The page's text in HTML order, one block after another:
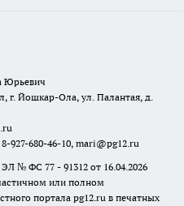
Юрьевич
г. Йошкар-Ола, ул. Палантая, д.
927-680-46-10, mari@pg12.ru
№ ФС 77 - 91312 от 16.04.2026
или полном
портала pg12.ru в печатных